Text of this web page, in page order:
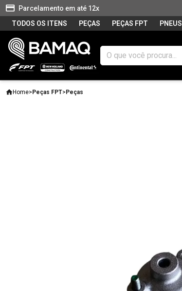
Parcelamento em até 12x
TODOS OS ITENS
PEÇAS PEÇAS FPT PNEUS
Home> Peças FPT> Peças